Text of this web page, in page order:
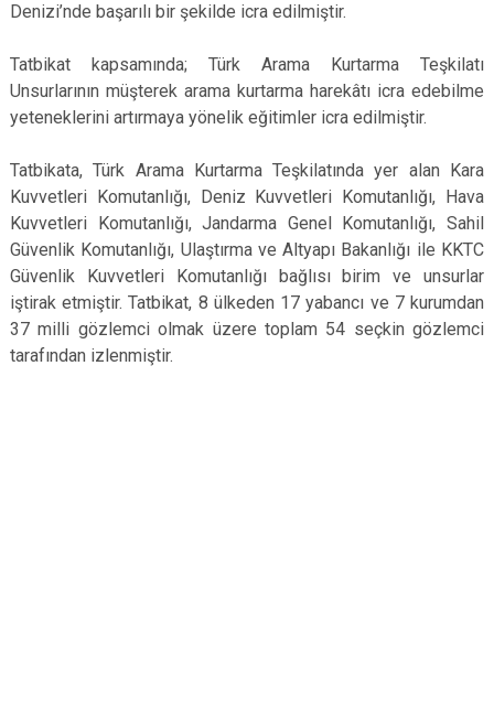
Denizi’nde başarılı bir şekilde icra edilmiştir.
Tatbikat kapsamında; Türk Arama Kurtarma Teşkilatı
Unsurlarının müşterek arama kurtarma harekâtı icra edebilme
yeteneklerini artırmaya yönelik eğitimler icra edilmiştir.
Tatbikata, Türk Arama Kurtarma Teşkilatında yer alan Kara
Kuvvetleri Komutanlığı, Deniz Kuvvetleri Komutanlığı, Hava
Kuvvetleri Komutanlığı, Jandarma Genel Komutanlığı, Sahil
Güvenlik Komutanlığı, Ulaştırma ve Altyapı Bakanlığı ile KKTC
Güvenlik Kuvvetleri Komutanlığı bağlısı birim ve unsurlar
iştirak etmiştir. Tatbikat, 8 ülkeden 17 yabancı ve 7 kurumdan
37 milli gözlemci olmak üzere toplam 54 seçkin gözlemci
tarafından izlenmiştir.